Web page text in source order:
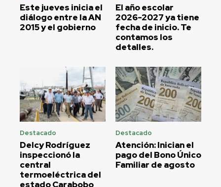
Este jueves inicia el
diálogo entre la AN
2015 y el gobierno
El año escolar
2026-2027 ya tiene
fecha de inicio. Te
contamos los
detalles.
Destacado
Delcy Rodríguez
inspeccionó la
central
termoeléctrica del
estado Carabobo
Destacado
Atención: Inician el
pago del Bono Único
Familiar de agosto